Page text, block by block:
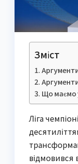
Зміст
Що маємо
Ліга
відмовився